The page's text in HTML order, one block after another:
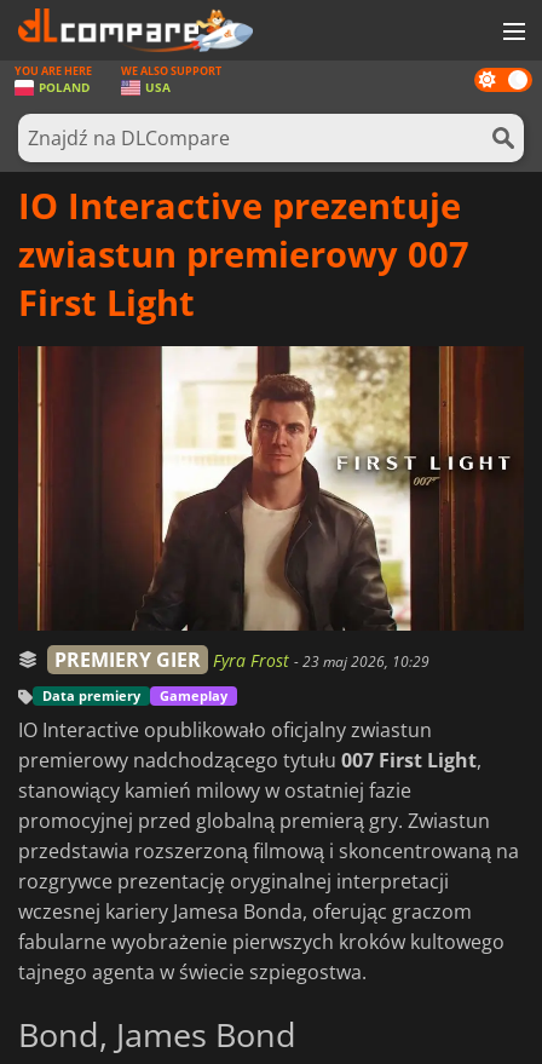
GRY
KARTY DO GIER
OPROGRAMOWANIE
SPRZĘT KOMPUTEROWY
Dark
mode
YOU ARE HERE
POLAND
WE ALSO SUPPORT
USA
IO Interactive prezentuje
zwiastun premierowy 007
First Light
PREMIERY GIER Fyra Frost -23 maj 2026, 10:29
Data premiery Gameplay
IO Interactive opublikowało oficjalny zwiastun
premierowy nadchodzącego tytułu 007 First Light,
stanowiący kamień milowy w ostatniej fazie
promocyjnej przed globalną premierą gry. Zwiastun
przedstawia rozszerzoną filmową i skoncentrowaną na
rozgrywce prezentację oryginalnej interpretacji
wczesnej kariery Jamesa Bonda, oferując graczom
fabularne wyobrażenie pierwszych kroków kultowego
tajnego agenta w świecie szpiegostwa.
Bond, James Bond